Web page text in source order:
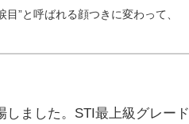
”と呼ばれる顔つきに変わって、
しました。STI最上級グレード